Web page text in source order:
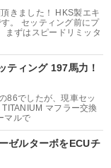
きました！ HKS製エキ
。 セッティング前にプ
まずはスピードリミッタ
ティング 197馬力！
86でしたが、現車セッ
マフラー交換
マルで
ゼルターボをECUチ